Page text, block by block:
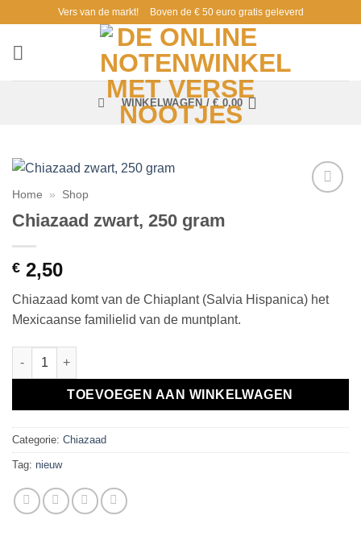
inhoud
Vers van de markt! Boven de € 50 euro gratis geleverd
WINKELWAGEN /€ 0,00
Home » Shop
Chiazaad zwart, 250 gram
€ 2,50
Chiazaad komt van de Chiaplant (Salvia Hispanica) het
Mexicaanse familielid van de muntplant.
Chiazaad zwart, 250 gram aantal
TOEVOEGEN AAN WINKELWAGEN
Categorie: Chiazaad
Tag: nieuw